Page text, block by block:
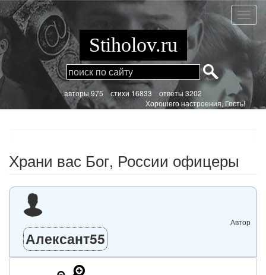
Перейти
к
основному
содержанию
Храни
вас
Бог,
Stiholov.ru
aвторы 975стихи 16833 ответы 3202
Хорошего настроения, Гость!
Храни вас Бог, России офицеры
Автор
Алексант55